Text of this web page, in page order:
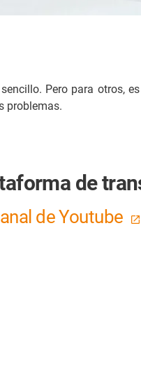
Pero para otros,
problemas.
de
de Youtube